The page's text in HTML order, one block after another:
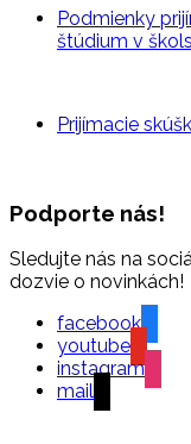
Podmienky
štúdium v
Prijímacie
Podporte nás!
Sledujte nás na
dozvie o novinkách!
facebook
youtube
instagram
mail